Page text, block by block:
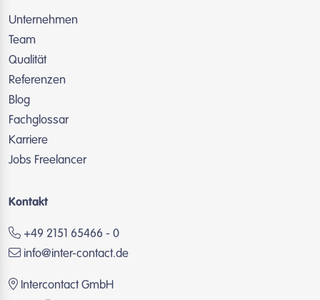
Unternehmen
Team
Qualität
Referenzen
Blog
Fachglossar
Karriere
Jobs Freelancer
Kontakt
+49 2151 65466 - 0
info@inter-contact.de
Intercontact GmbH